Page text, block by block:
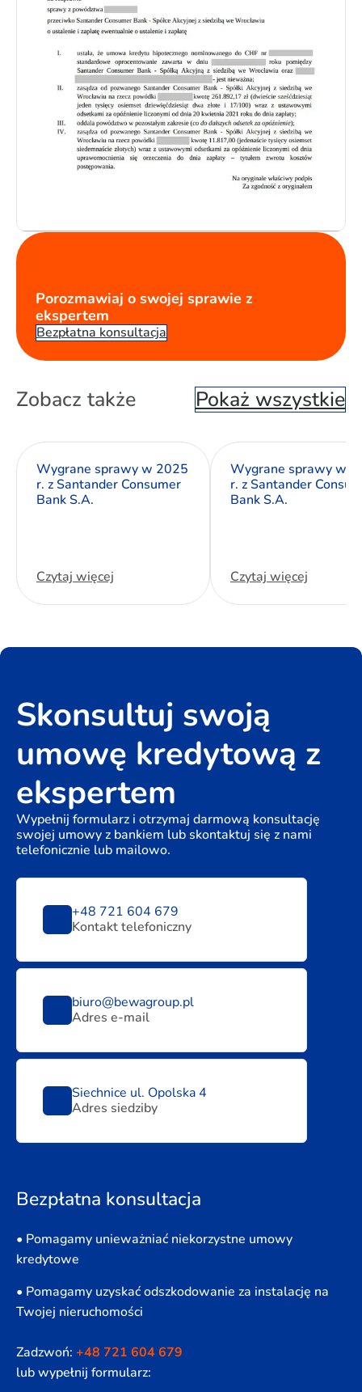
Porozmawiaj o swojej sprawie z
ekspertem
Bezpłatna konsultacja
Zobacz także Pokaż wszystkie
Wygrane sprawy w 2025
r. z Santander Consumer
Bank S.A.
Czytaj więcej
Wygrane sprawy w
r. z Santander
Bank S.A.
Czytaj więcej
Skonsultuj swoją
umowę kredytową z
ekspertem
Wypełnij formularz i otrzymaj darmową konsultację
swojej umowy z bankiem lub skontaktuj się z nami
telefonicznie lub mailowo.
+48 721 604 679
Kontakt telefoniczny
biuro@bewagroup.pl
Adres e-mail
Siechnice ul. Opolska 4
Adres siedziby
Bezpłatna konsultacja
• Pomagamy unieważniać niekorzystne umowy
kredytowe
• Pomagamy uzyskać odszkodowanie za instalację na
Twojej nieruchomości
Zadzwoń: +48 721 604 679
lub wypełnij formularz: